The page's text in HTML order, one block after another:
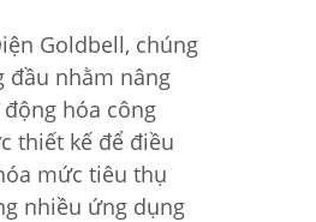
Goldbell, chúng
đầu nhằm nâng
hóa công
thiết kế để điều
mức tiêu thụ
nhiều ứng dụng